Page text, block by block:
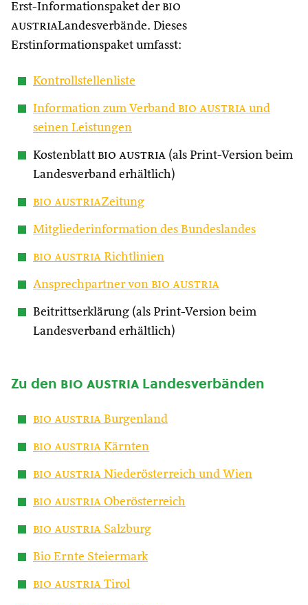
Erst-Informationspaket der bio
austriaLandesverbände. Dieses
Erstinformationspaket umfasst:
Kontrollstellenliste
Information zum Verband bio austria und
seinen Leistungen
Kostenblatt bio austria (als Print-Version beim
Landesverband erhältlich)
bio austriaZeitung
Mitgliederinformation des Bundeslandes
bio austria Richtlinien
Ansprechpartner von bio austria
Beitrittserklärung (als Print-Version beim
Landesverband erhältlich)
Zu den bio austria Landesverbänden
bio austria Burgenland
bio austria Kärnten
bio austria Niederösterreich und Wien
bio austria Oberösterreich
bio austria Salzburg
Bio Ernte Steiermark
bio austria Tirol